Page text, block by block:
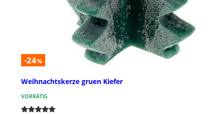
-24%
Weihnachtskerze gruen Kiefer
VORRÄTIG